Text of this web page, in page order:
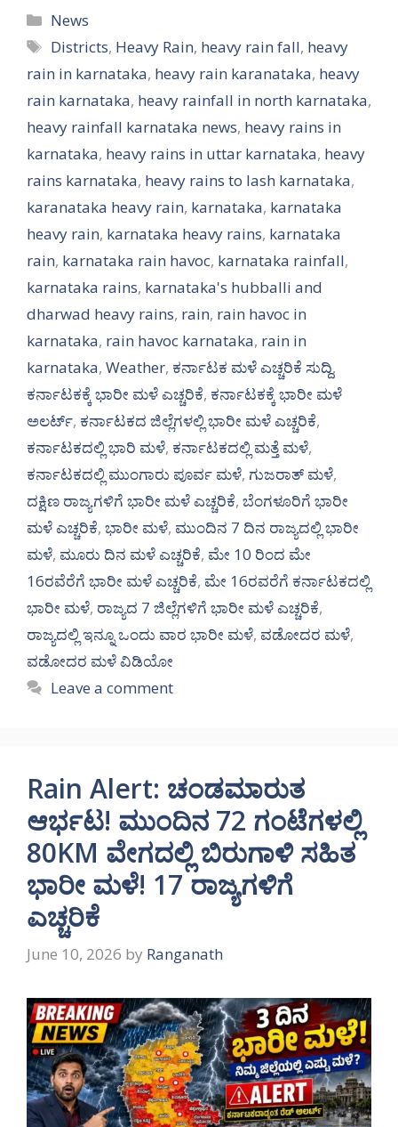
Categories
News
Tags
Districts, Heavy Rain, heavy rain fall, heavy
rain in karnataka, heavy rain karanataka, heavy
rain karnataka, heavy rainfall in north karnataka,
heavy rainfall karnataka news, heavy rains in
karnataka, heavy rains in uttar karnataka, heavy
rains karnataka, heavy rains to lash karnataka,
karanataka heavy rain, karnataka, karnataka
heavy rain, karnataka heavy rains, karnataka
rain, karnataka rain havoc, karnataka rainfall,
karnataka rains, karnataka's hubballi and
dharwad heavy rains, rain, rain havoc in
karnataka, rain havoc karnataka, rain in
karnataka, Weather, ಕರ್ನಾಟಕ ಮಳೆ ಎಚ್ಚರಿಕೆ ಸುದ್ದಿ,
ಕರ್ನಾಟಕಕ್ಕೆ ಭಾರೀ ಮಳೆ ಎಚ್ಚರಿಕೆ, ಕರ್ನಾಟಕಕ್ಕೆ ಭಾರೀ ಮಳೆ
ಅಲರ್ಟ್‌, ಕರ್ನಾಟಕದ ಜಿಲ್ಲೆಗಳಲ್ಲಿ ಭಾರೀ ಮಳೆ ಎಚ್ಚರಿಕೆ,
ಕರ್ನಾಟಕದಲ್ಲಿ ಭಾರಿ ಮಳೆ, ಕರ್ನಾಟಕದಲ್ಲಿ ಮತ್ತೆ ಮಳೆ,
ಕರ್ನಾಟಕದಲ್ಲಿ ಮುಂಗಾರು ಪೂರ್ವ ಮಳೆ, ಗುಜರಾತ್ ಮಳೆ,
ದಕ್ಷಿಣ ರಾಜ್ಯಗಳಿಗೆ ಭಾರೀ ಮಳೆ ಎಚ್ಚರಿಕೆ, ಬೆಂಗಳೂರಿಗೆ ಭಾರೀ
ಮಳೆ ಎಚ್ಚರಿಕೆ, ಭಾರೀ ಮಳೆ, ಮುಂದಿನ 7 ದಿನ ರಾಜ್ಯದಲ್ಲಿ ಭಾರೀ
ಮಳೆ, ಮೂರು ದಿನ ಮಳೆ ಎಚ್ಚರಿಕೆ, ಮೇ 10 ರಿಂದ ಮೇ
16ರವೆರೆಗೆ ಭಾರೀ ಮಳೆ ಎಚ್ಚರಿಕೆ, ಮೇ 16ರವರೆಗೆ ಕರ್ನಾಟಕದಲ್ಲಿ
ಭಾರೀ ಮಳೆ, ರಾಜ್ಯದ 7 ಜಿಲ್ಲೆಗಳಿಗೆ ಭಾರೀ ಮಳೆ ಎಚ್ಚರಿಕೆ,
ರಾಜ್ಯದಲ್ಲಿ ಇನ್ನೂ ಒಂದು ವಾರ ಭಾರೀ ಮಳೆ, ವಡೋದರ ಮಳೆ,
ವಡೋದರ ಮಳೆ ವಿಡಿಯೋ
Leave a comment
Rain Alert: ಚಂಡಮಾರುತ
ಆರ್ಭಟ! ಮುಂದಿನ 72 ಗಂಟೆಗಳಲ್ಲಿ
80KM ವೇಗದಲ್ಲಿ ಬಿರುಗಾಳಿ ಸಹಿತ
ಭಾರೀ ಮಳೆ! 17 ರಾಜ್ಯಗಳಿಗೆ
ಎಚ್ಚರಿಕೆ
June 10, 2026 by Ranganath